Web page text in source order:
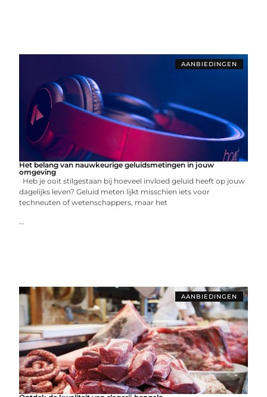
AANBIEDINGEN
Het belang van nauwkeurige geluidsmetingen in jouw
omgeving
Heb je ooit stilgestaan bij hoeveel invloed geluid heeft op jouw
dagelijks leven? Geluid meten lijkt misschien iets voor
techneuten of wetenschappers, maar het
...
AANBIEDINGEN